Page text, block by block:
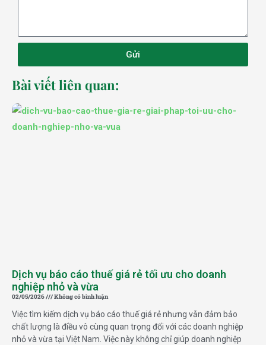
Gửi
Bài viết liên quan:
Dịch vụ báo cáo thuế giá rẻ tối ưu cho doanh
nghiệp nhỏ và vừa
02/05/2026 Không có bình luận
Việc tìm kiếm dịch vụ báo cáo thuế giá rẻ nhưng vẫn đảm bảo
chất lượng là điều vô cùng quan trọng đối với các doanh nghiệp
nhỏ và vừa tại Việt Nam. Việc này không chỉ giúp doanh nghiệp